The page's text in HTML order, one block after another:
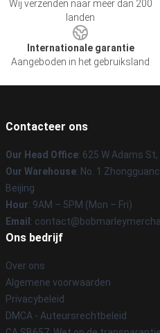
Wij verzenden naar meer dan 200
landen
Internationale garantie
Aangeboden in het gebruiksland
Contacteer ons
Our Head Office: 625 W Adams St,
Our Warehouse: No. 1
Beijing
Hour: 9AM – 5PM (Mon – Fri)
Email :
Ons bedrijf
Over ons
Algemene voorwaarden
Privacybeleid
DMCA - Auteursrechtbeleid